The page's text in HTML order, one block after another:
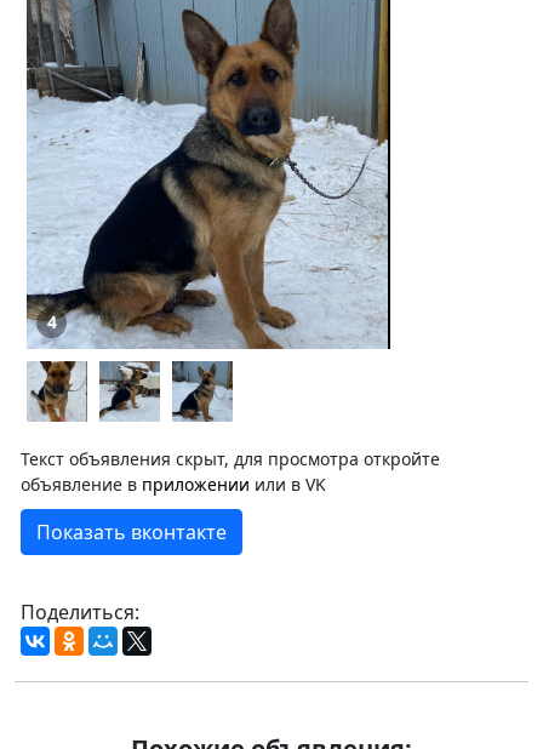
4
Текст объявления скрыт, для просмотра откройте
объявление в приложении или в VK
Показать вконтакте
Поделиться: